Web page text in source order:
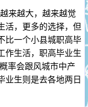
来越大，越来越觉
活，更多的选择，但
比一个小县城职高毕
作生活，职高毕业生
率会跟风城市中产
业生则是去各地两日